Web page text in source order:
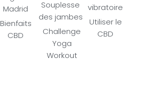
Madrid
Bienfaits
CBD
Souplesse
des jambes
Challenge
Yoga
Workout
vibratoire
Utiliser le
CBD